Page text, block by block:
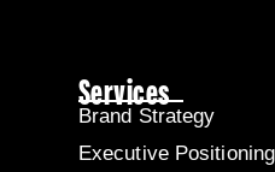
Services
Brand Strategy
Executive Positioning